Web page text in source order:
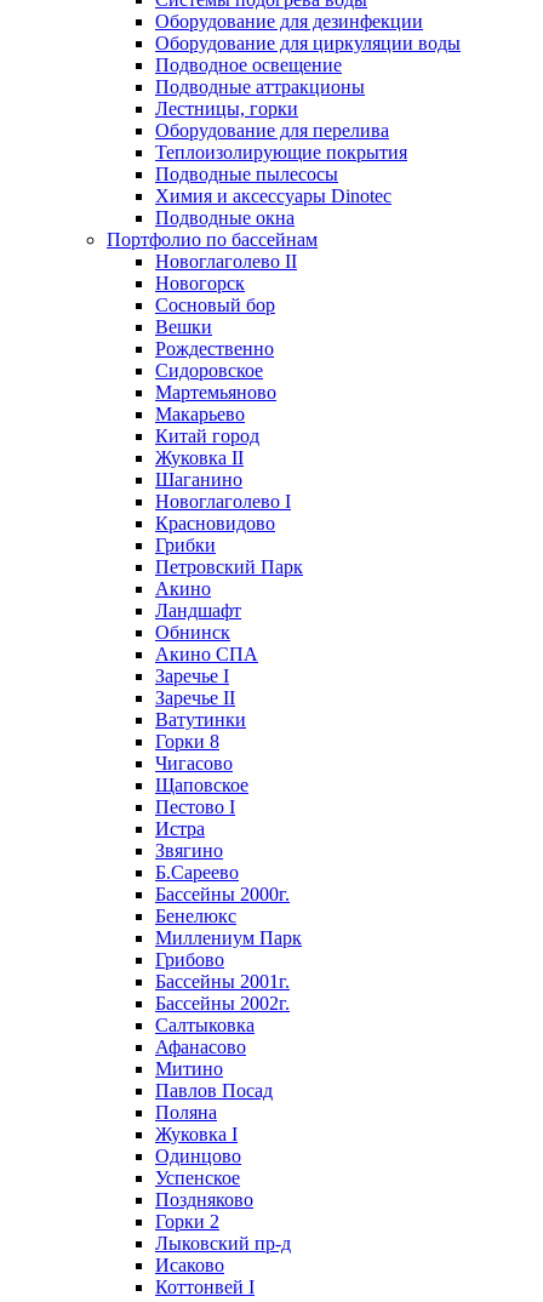
Оборудование для дезинфекции
Оборудование для циркуляции воды
Подводное освещение
Подводные аттракционы
Лестницы, горки
Оборудование для перелива
Теплоизолирующие покрытия
Подводные пылесосы
Химия и аксессуары Dinotec
Подводные окна
Портфолио по бассейнам
Новоглаголево II
Новогорск
Сосновый бор
Вешки
Рождественно
Сидоровское
Мартемьяново
Макарьево
Китай город
Жуковка II
Шаганино
Новоглаголево I
Красновидово
Грибки
Петровский Парк
Акино
Ландшафт
Обнинск
Акино СПА
Заречье I
Заречье II
Ватутинки
Горки 8
Чигасово
Щаповское
Пестово I
Истра
Звягино
Б.Сареево
Бассейны 2000г.
Бенелюкс
Миллениум Парк
Грибово
Бассейны 2001г.
Бассейны 2002г.
Салтыковка
Афанасово
Митино
Павлов Посад
Поляна
Жуковка I
Одинцово
Успенское
Поздняково
Горки 2
Лыковский пр-д
Исаково
Коттонвей I